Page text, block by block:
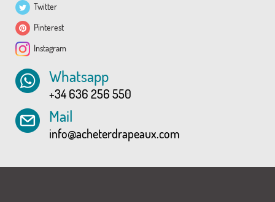
Twitter
Pinterest
Instagram
Whatsapp
+34 636 256 550
Mail
info@acheterdrapeaux.com